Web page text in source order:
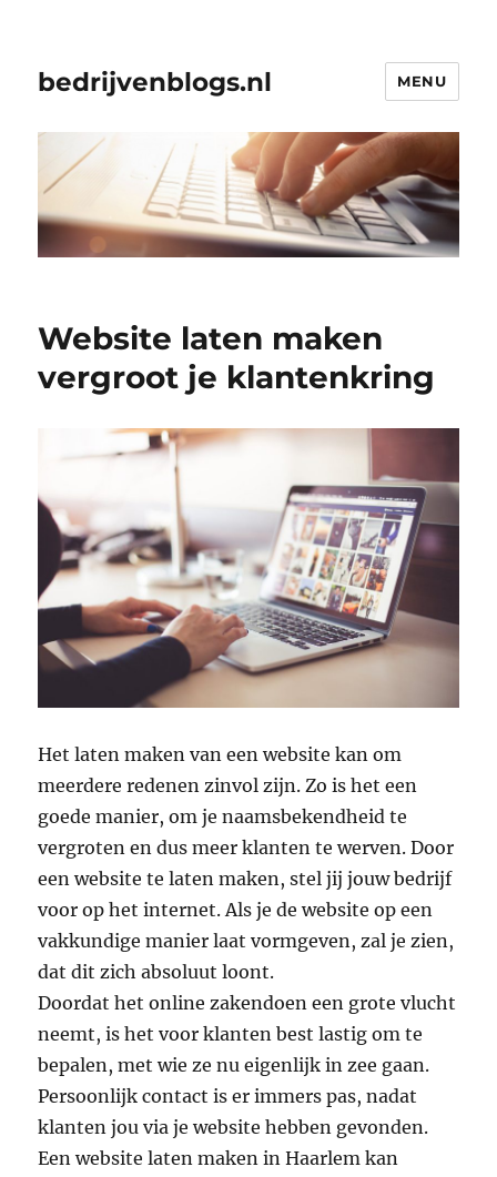
bedrijvenblogs.nl MENU
Website laten maken
vergroot je klantenkring
Het laten maken van een website kan om
meerdere redenen zinvol zijn. Zo is het een
goede manier, om je naamsbekendheid te
vergroten en dus meer klanten te werven. Door
een website te laten maken, stel jij jouw bedrijf
voor op het internet. Als je de website op een
vakkundige manier laat vormgeven, zal je zien,
dat dit zich absoluut loont.
Doordat het online zakendoen een grote vlucht
neemt, is het voor klanten best lastig om te
bepalen, met wie ze nu eigenlijk in zee gaan.
Persoonlijk contact is er immers pas, nadat
klanten jou via je website hebben gevonden.
Een website laten maken in Haarlem kan